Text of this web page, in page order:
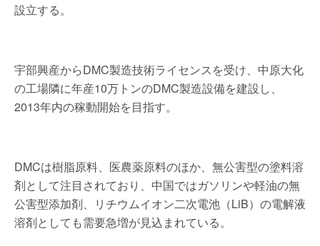
設立する。
宇部興産からDMC製造技術ライセンスを受け、中原大化
の工場隣に年産10万トンのDMC製造設備を建設し、
2013年内の稼動開始を目指す。
DMCは樹脂原料、医農薬原料のほか、無公害型の塗料溶
剤として注目されており、中国ではガソリンや軽油の無
公害型添加剤、リチウムイオン二次電池（LiB）の電解液
溶剤としても需要急増が見込まれている。